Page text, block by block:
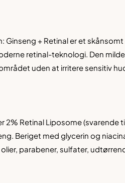
Ginseng + Retinal er et
retinal-teknologi. Den
uden at irritere sensitiv
2% Retinal Liposome (svarende
Beriget med glycerin og
parabener, sulfater,